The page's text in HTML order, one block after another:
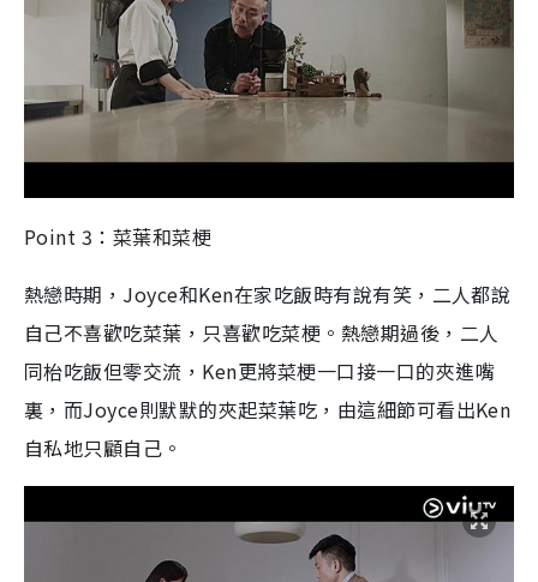
Point 3：菜葉和菜梗
熱戀時期，Joyce和Ken在家吃飯時有說有笑，二人都說
自己不喜歡吃菜葉，只喜歡吃菜梗。熱戀期過後，二人
同枱吃飯但零交流，Ken更將菜梗一口接一口的夾進嘴
裏，而Joyce則默默的夾起菜葉吃，由這細節可看出Ken
自私地只顧自己。